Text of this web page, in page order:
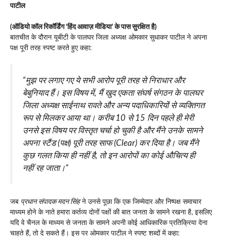
पाटील
(ऑडियो कॉल रिकॉर्डिंग ‘हिंद आवाज़ मीडिया’ के पास सुरक्षित है)
बातचीत के दौरान यूबीटी के पालघर जिला अध्यक्ष ओमकार सुधाकर पाटील ने अपना
पक्ष पूरी तरह स्पष्ट करते हुए कहा:
“मुझ पर लगाए गए ये सभी आरोप पूरी तरह से निराधार और
बेबुनियाद हैं। इस विषय में, मैं खुद एकता संघर्ष संगठन के पालघर
जिला अध्यक्ष साईनाथ रावते और अन्य पदाधिकारियों से व्यक्तिगत
रूप से मिलकर आया था। करीब 10 से 15 दिन पहले ही मेरी
उनसे इस विषय पर विस्तृत चर्चा हो चुकी है और मैंने उनके सामने
अपना स्टैंड (पक्ष) पूरी तरह साफ (Clear) कर दिया है। जब मैंने
कुछ गलत किया ही नहीं है, तो इन आरोपों का कोई औचित्य ही
नहीं रह जाता।”
जब प्रधान संपादक मदन सिंहने उनसे पूछा कि एक जिम्मेदार और निष्पक्ष समाचार
माध्यम होने के नाते हमारा कर्तव्य दोनों पक्षों की बात जनता के सामने रखना है, इसलिए
यदि वे चैनल के माध्यम से जनता के सामने अपनी कोई आधिकारिक प्रतिक्रिया देना
चाहते हैं, तो दे सकते हैं। इस पर ओमकार पाटील ने स्पष्ट शब्दों में कहा: